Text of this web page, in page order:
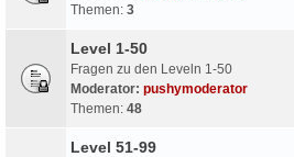
Themen: 3
Level 1-50
Fragen zu den Leveln 1-50
Moderator: pushymoderator
Themen: 48
Level 51-99